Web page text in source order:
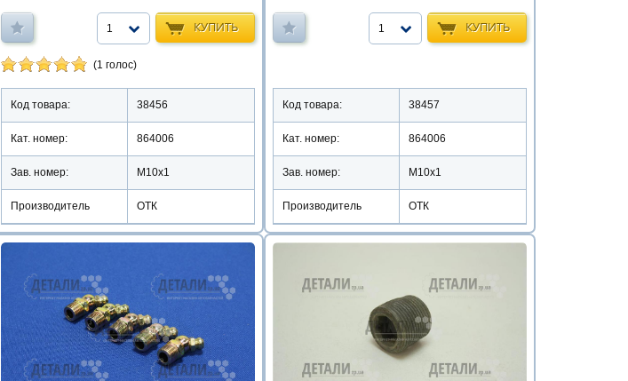
КУПИТЬ
1
(1 голос)
Код товара: 38456
Кат. номер: 864006
Зав. номер: М10х1
Производитель ОТК
КУПИТЬ
1
Код товара: 38457
Кат. номер: 864006
Зав. номер: М10х1
Производитель ОТК